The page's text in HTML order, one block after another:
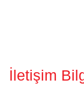
İletişim